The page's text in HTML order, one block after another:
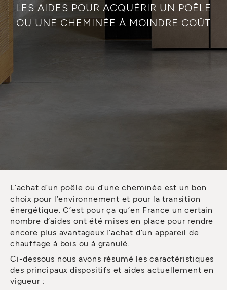
LES AIDES POUR ACQUÉRIR UN POÊLE
OU UNE CHEMINÉE À MOINDRE COÛT
L’achat d’un poêle ou d’une cheminée est un bon
choix pour l’environnement et pour la transition
énergétique. C’est pour ça qu’en France un certain
nombre d’aides ont été mises en place pour rendre
encore plus avantageux l’achat d’un appareil de
chauffage à bois ou à granulé.
Ci-dessous nous avons résumé les caractéristiques
des principaux dispositifs et aides actuellement en
vigueur :